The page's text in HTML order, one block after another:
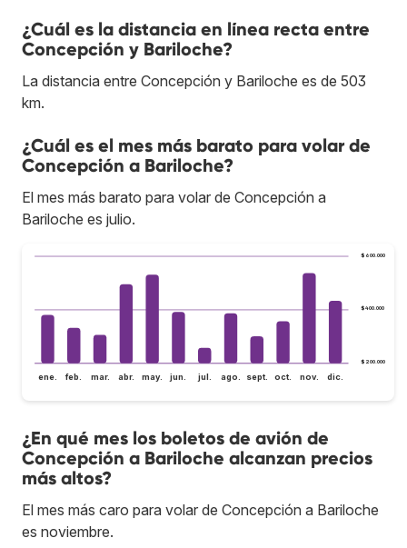
¿Cuál es la distancia en línea recta entre
Concepción y Bariloche?
La distancia entre Concepción y Bariloche es de 503
km.
¿Cuál es el mes más barato para volar de
Concepción a Bariloche?
El mes más barato para volar de Concepción a
Bariloche es julio.
$200.000
$400.000
$600.000
ene. feb. mar. abr. may. jun. jul. ago. sept. oct. nov. dic.
¿En qué mes los boletos de avión de
Concepción a Bariloche alcanzan precios
más altos?
El mes más caro para volar de Concepción a Bariloche
es noviembre.